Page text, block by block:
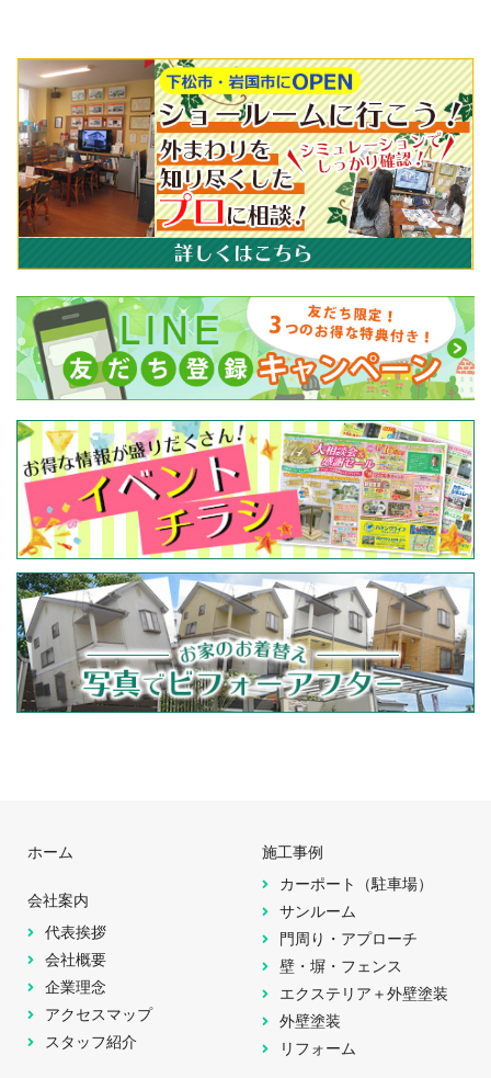
ホーム
会社案内
代表挨拶
会社概要
企業理念
アクセスマップ
スタッフ紹介
施工事例
カーポート（駐車場）
サンルーム
門周り・アプローチ
壁・塀・フェンス
エクステリア＋外壁塗装
外壁塗装
リフォーム